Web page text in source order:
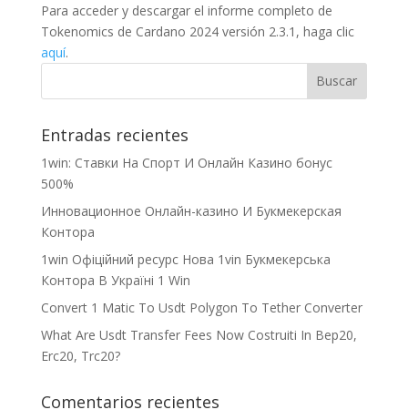
Para acceder y descargar el informe completo de
Tokenomics de Cardano 2024 versión 2.3.1, haga clic
aquí.
Entradas recientes
1win: Ставки На Cпорт И Онлайн Казино бонус
500%
Инновационное Онлайн-казино И Букмекерская
Контора
1win Офіційний ресурс Нова 1vin Букмекерська
Контора В Україні 1 Win
Convert 1 Matic To Usdt Polygon To Tether Converter
What Are Usdt Transfer Fees Now Costruiti In Bep20,
Erc20, Trc20?
Comentarios recientes